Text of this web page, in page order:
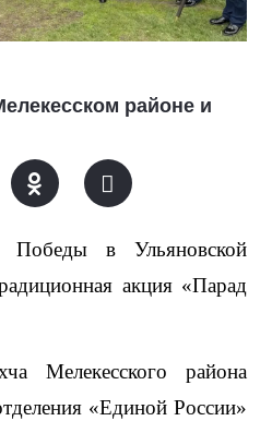
районе и
в Ульяновской
акция «Парад
Мелекесского района
«Единой России»